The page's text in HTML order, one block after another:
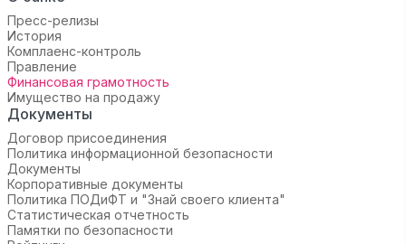
Пресс-релизы
История
Комплаенс-контроль
Правление
Финансовая грамотность
Имущество на продажу
Документы
Договор присоединения
Политика информационной безопасности
Документы
Корпоративные документы
Политика ПОДиФТ и "Знай своего клиента"
Статистическая отчетность
Памятки по безопасности